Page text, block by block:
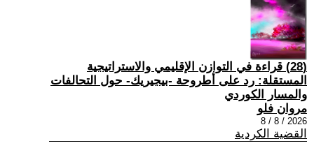
(28) قراءة في التوازن الإقليمي والاستراتيجية
المستقلة: رد على أطروحة -بيجيريك- حول التحالفات
والمسار الكوردي
مروان فلو
2026 / 8 / 8
القضية الكردية